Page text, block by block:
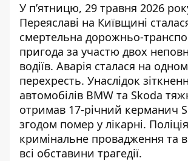
У п’ятницю, 29 травня 2026
Переяславі на Київщині
смертельна дорожньо-
пригода за участю двох
водіїв. Аварія сталася на
перехресть. Унаслідок
автомобілів BMW та Skoda
отримав 17-річний керманич
згодом помер у лікарні.
кримінальне провадження та
всі обставини трагедії.